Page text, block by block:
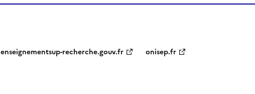
enseignementsup-recherche.gouv.fr onisep.fr